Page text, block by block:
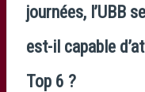
journées, l’UBB
est-il capable
Top 6 ?